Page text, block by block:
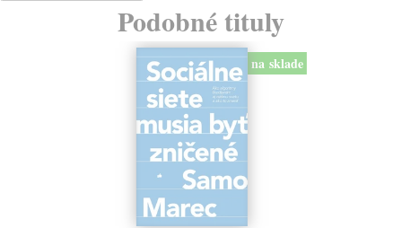
Podobné tituly
na sklade